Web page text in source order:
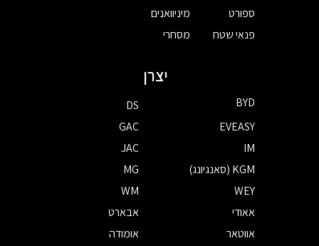
ספורט
פנאי שטח
מיניוואנים
מסחרי
יצרן
BYD
DS
EVEASY
GAC
IM
JAC
KGM (סאנגיונג)
MG
WEY
WM
אאודי
אבארט
אווטאר
אומודה